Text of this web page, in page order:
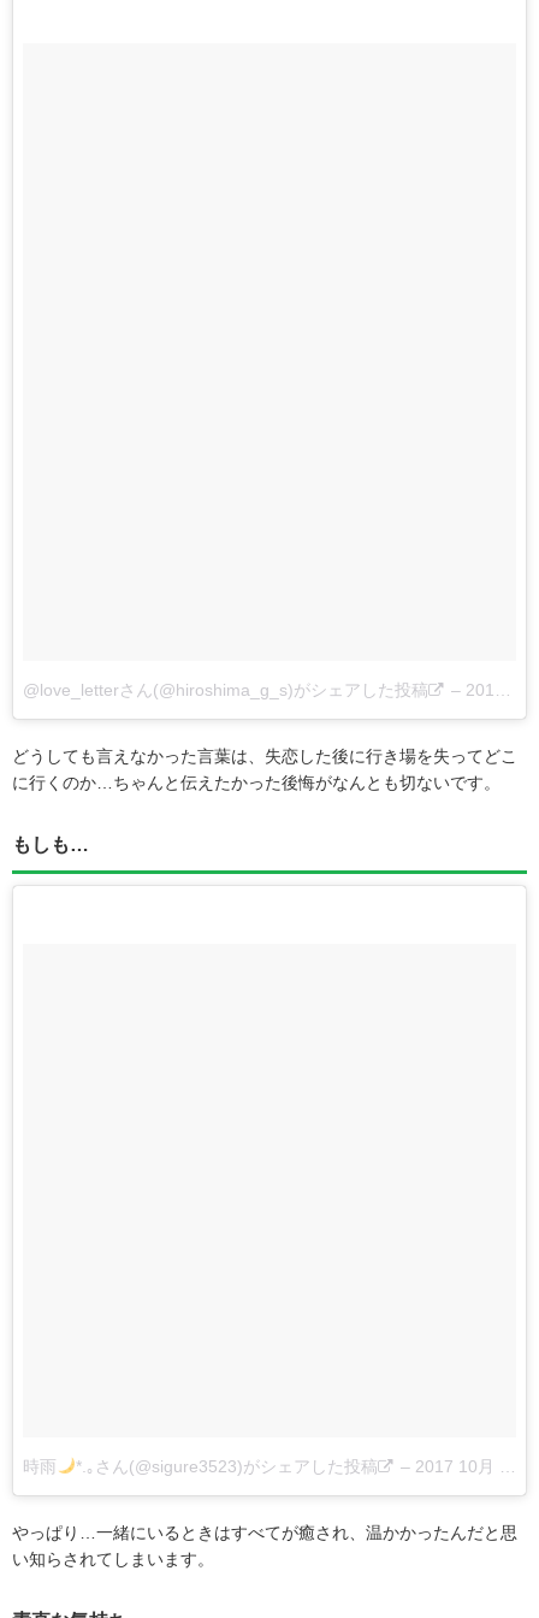
@love_letterさん(@hiroshima_g_s)がシェアした投稿 – 2017 11月 1 5:54午前 PDT
どうしても言えなかった言葉は、失恋した後に行き場を失ってどこ
に行くのか…ちゃんと伝えたかった後悔がなんとも切ないです。
もしも…
時雨 *.｡さん(@sigure3523)がシェアした投稿 – 2017 10月 31 3:57午前 PDT
やっぱり…一緒にいるときはすべてが癒され、温かかったんだと思
い知らされてしまいます。